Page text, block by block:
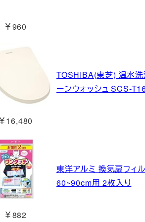
￥960
16,480
TOSHIBA(東芝) 温水洗
ーンウォッシュ SCS-
￥882
東洋アルミ 換気扇フィ
60~90cm用 2枚入り